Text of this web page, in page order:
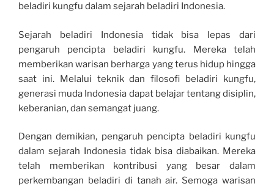
beladiri kungfu dalam sejarah beladiri Indonesia.
Sejarah beladiri Indonesia tidak bisa lepas dari
pengaruh pencipta beladiri kungfu. Mereka telah
memberikan warisan berharga yang terus hidup hingga
saat ini. Melalui teknik dan filosofi beladiri kungfu,
generasi muda Indonesia dapat belajar tentang disiplin,
keberanian, dan semangat juang.
Dengan demikian, pengaruh pencipta beladiri kungfu
dalam sejarah Indonesia tidak bisa diabaikan. Mereka
telah memberikan kontribusi yang besar dalam
perkembangan beladiri di tanah air. Semoga warisan